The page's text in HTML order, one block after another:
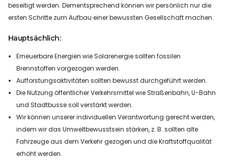
beseitigt werden. Dementsprechend können wir persönlich nur die
ersten Schritte zum Aufbau einer bewussten Gesellschaft machen.
Hauptsächlich:
Erneuerbare Energien wie Solarenergie sollten fossilen
Brennstoffen vorgezogen werden.
Aufforstungsaktivitäten sollten bewusst durchgeführt werden.
Die Nutzung öffentlicher Verkehrsmittel wie Straßenbahn, U-Bahn
und Stadtbusse soll verstärkt werden.
Wir können unserer individuellen Verantwortung gerecht werden,
indem wir das Umweltbewusstsein stärken, z. B. sollten alte
Fahrzeuge aus dem Verkehr gezogen und die Kraftstoffqualität
erhöht werden.